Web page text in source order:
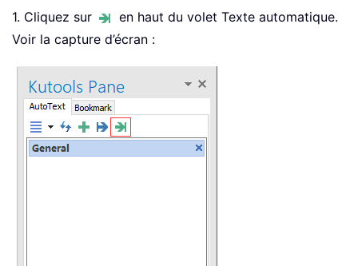
1. Cliquez sur
en haut du volet Texte automatique.
Voir la capture d’écran :